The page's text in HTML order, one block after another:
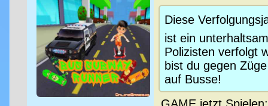
Diese
ist ein
Polizisten verfolgt
bist du gegen
auf Busse!